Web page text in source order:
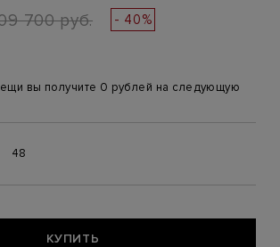
700 руб. - 40%
вы получите 0 рублей на следующую
48
КУПИТЬ